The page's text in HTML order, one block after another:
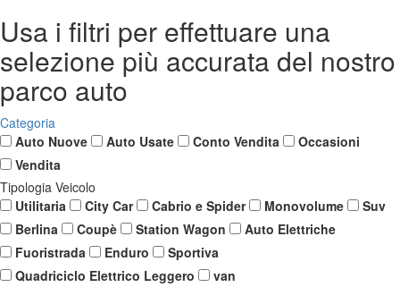
Usa i filtri per effettuare una
selezione più accurata del nostro
parco auto
Categoria
Auto Nuove
Auto Usate Conto Vendita
Occasioni
Vendita
Tipologia Veicolo
Utilitaria
City Car Cabrio e Spider Monovolume
Suv
Berlina
Coupè Station Wagon
Auto Elettriche
Fuoristrada
Enduro
Sportiva
Quadriciclo Elettrico Leggero
van